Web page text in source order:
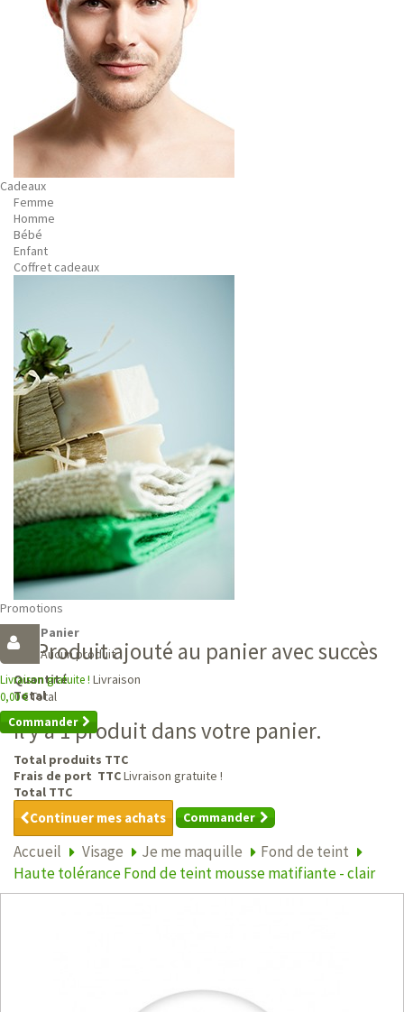
Cadeaux
Femme
Homme
Bébé
Enfant
Coffret cadeaux
Promotions
Panier
Aucun produit
Livraison gratuite ! Livraison
0,00 €Total
Commander
Produit ajouté au panier avec succès
Quantité
Total
Il y a 1 produit dans votre panier.
Total produits TTC
Frais de port TTCLivraison gratuite !
Total TTC
Continuer mes achats Commander
Accueil Visage Je me maquille
Fond de teint
Haute tolérance Fond de teint mousse matifiante - clair